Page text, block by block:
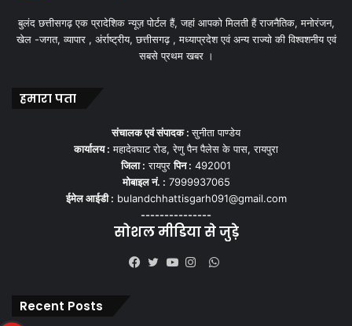
बुलंद छत्तीसगढ़ एक प्रादेशिक न्यूज़ पोर्टल हैं, जहां आपको मिलती हैं राजनैतिक, मनोरंजन,
खेल -जगत, व्यापार , अंर्राष्ट्रीय, छत्तीसगढ़ , मध्याप्रदेश एवं अन्य राज्यो की विश्वशनीय एवं
सबसे प्रथम खबर ।
हमारा पता
संचालक एवं संपादक :सुनीता पाण्डेय
कार्यालय : महादेवघाट रोड, रेणु पैन पैलेस के पास, रायपुरा
जिला : रायपुरपिन : 492001
मोबाइल नं. : 7999937065
ईमेल आईडी : bulandchhattisgarh091@gmail.com
---------------
सोशल मीडिया से जुड़े
WhatsApp
Recent Posts